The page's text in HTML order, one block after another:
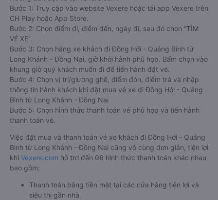
Bước 1: Truy cập vào website Vexere hoặc tải app Vexere trên
CH Play hoặc App Store.
Bước 2: Chọn điểm đi, điểm đến, ngày đi, sau đó chọn “TÌM
VÉ XE”.
Bước 3: Chọn hãng xe khách đi Đồng Hới - Quảng Bình từ
Long Khánh - Đồng Nai, giờ khởi hành phù hợp. Bấm chọn vào
khung giờ quý khách muốn đi để tiến hành đặt vé.
Bước 4: Chọn vị trí/giường ghế, điểm đón, điểm trả và nhập
thông tin hành khách khi đặt mua vé xe đi Đồng Hới - Quảng
Bình từ Long Khánh - Đồng Nai
Bước 5: Chọn hình thức thanh toán vé phù hợp và tiến hành
thanh toán vé.
Việc đặt mua và thanh toán vé xe khách đi Đồng Hới - Quảng
Bình từ Long Khánh - Đồng Nai cũng vô cùng đơn giản, tiện lợi
khi Vexere.com hỗ trợ đến 06 hình thức thanh toán khác nhau
bao gồm:
Thanh toán bằng tiền mặt tại các cửa hàng tiện lợi và
siêu thị gần nhà.